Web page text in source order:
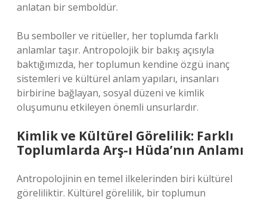
anlatan bir semboldür.
Bu semboller ve ritüeller, her toplumda farklı
anlamlar taşır. Antropolojik bir bakış açısıyla
baktığımızda, her toplumun kendine özgü inanç
sistemleri ve kültürel anlam yapıları, insanları
birbirine bağlayan, sosyal düzeni ve kimlik
oluşumunu etkileyen önemli unsurlardır.
Kimlik ve Kültürel Görelilik: Farklı
Toplumlarda Arş-ı Hüda’nın Anlamı
Antropolojinin en temel ilkelerinden biri kültürel
göreliliktir. Kültürel görelilik, bir toplumun